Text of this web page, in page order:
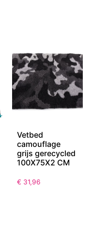
Vetbed
camouflage
grijs gerecycled
100X75X2 CM
€ 31,96